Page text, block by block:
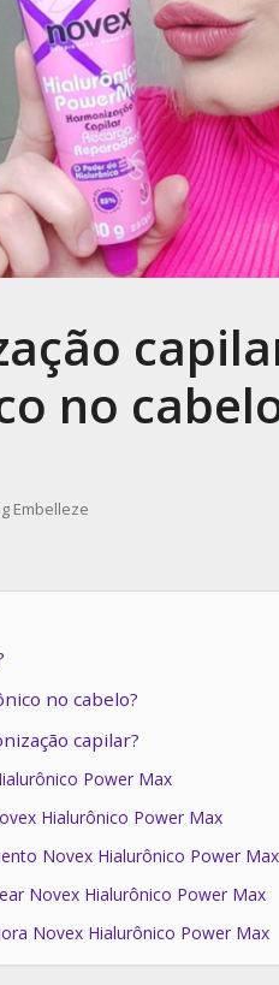
no
Embelleze
no cabelo?
capilar?
Power Max
Hialurônico Power Max
Novex Hialurônico Power Max
Novex Hialurônico Power Max
Novex Hialurônico Power Max